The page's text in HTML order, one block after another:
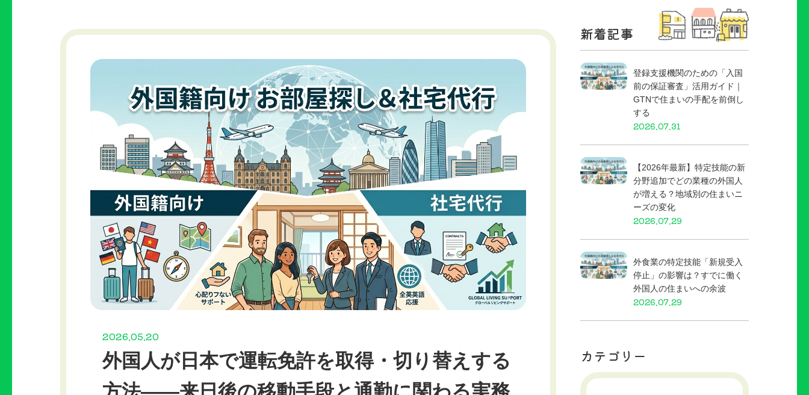
2026.05.20
外国人が日本で運転免許を取得・切り替えする
新着記事
登録支援機関のための「入国
前の保証審査」活用ガイド｜
GTNで住まいの手配を前倒し
する
2026.07.31
【2026年最新】特定技能の新
分野追加でどの業種の外国人
が増える？地域別の住まいニ
ーズの変化
2026.07.29
外食業の特定技能「新規受入
停止」の影響は？すでに働く
外国人の住まいへの余波
2026.07.29
カテゴリー